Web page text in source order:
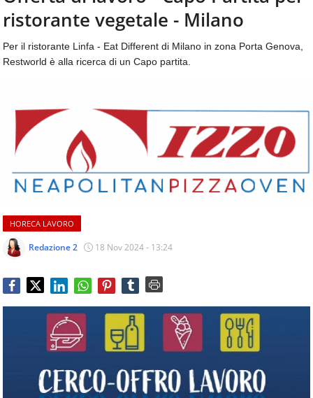
aggiornamenti
quotidiani
temi
come
food
&
beverage,
catering
e
articoli
sul
mondo
dell'alimentazione,
dei
fuoricasa,
novità
CONTATTI
ristorante vegetale - Milano
Per il ristorante Linfa - Eat Different di Milano in zona Porta Genova,
Restworld è alla ricerca di un Capo partita.
HORECA LAVORO
Redazione 2 18 Nov 2024 - 13:24